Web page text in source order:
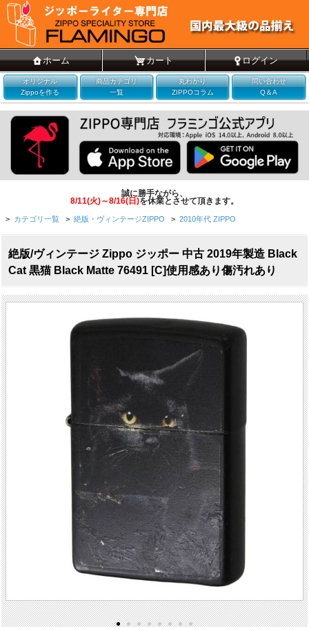
ホーム カート ログイン
オリジナル
Zippoを作る
商品カテゴリ
一覧
丸わかり
ZIPPOコラム
問い合わせ
Q＆A
誠に勝手ながら、
8/11(火)～8/16(日)を休業とさせて頂きます。
> カテゴリ一覧 > 絶版・ヴィンテージZIPPO > 2010年代 ZIPPO
絶版/ヴィンテージ Zippo ジッポー 中古 2019年製造 Black
Cat 黒猫 Black Matte 76491 [C]使用感あり傷汚れあり